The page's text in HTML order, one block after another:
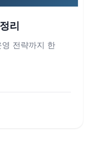
리
전략까지 한